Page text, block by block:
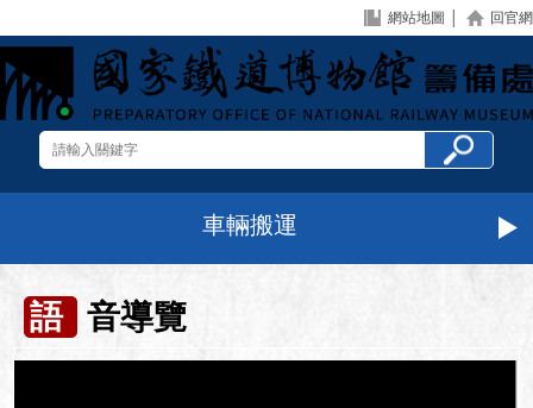
網站地圖 回官網
車輛搬運
語 音導覽